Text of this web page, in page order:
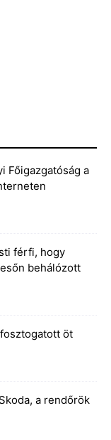
Főigazgatóság a
férfi, hogy
behálózott
öt
a rendőrök